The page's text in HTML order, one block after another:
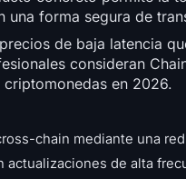
una forma segura de
de baja latencia
consideran
en 2026.
chain mediante una
de alta